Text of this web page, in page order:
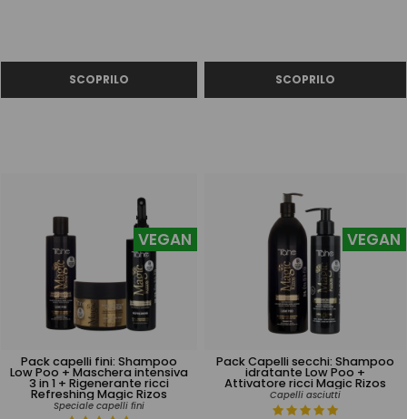
Pack capelli fini: Shampoo
Low Poo + Maschera intensiva
3 in 1 + Rigenerante ricci
Refreshing Magic Rizos
Speciale capelli fini
VEGAN
Pack Capelli secchi: Shampoo
idratante Low Poo +
Attivatore ricci Magic Rizos
Capelli asciutti
VEGAN